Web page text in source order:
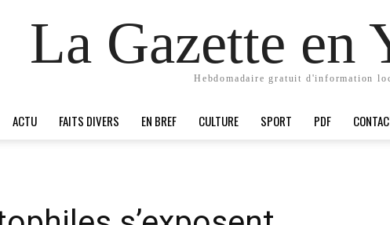
La Gazette en
Hebdomadaire gratuit d'information
ACTU FAITS DIVERS EN BREF CULTURE SPORT PDF